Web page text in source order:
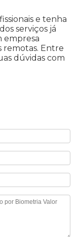
e tenha
serviços já
empresa
remotas. Entre
dúvidas com